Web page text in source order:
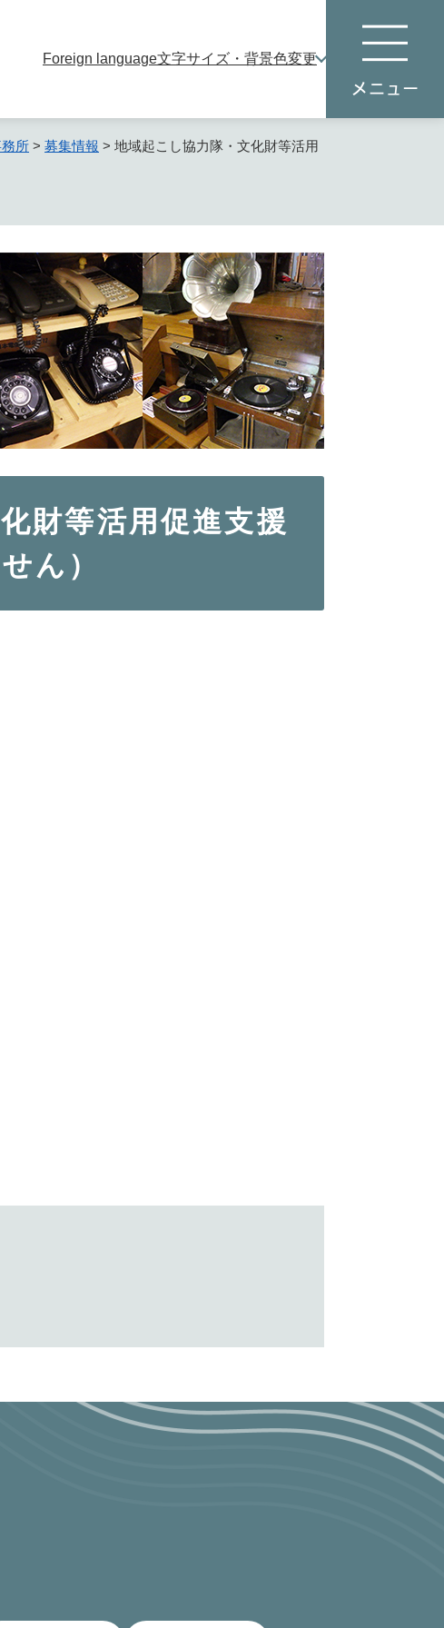
本
Foreign language文字サイズ・背景色変更
所 > 募集情報 > 地域起こし協力隊・文化財等活用
財等活用促進支援
ん）